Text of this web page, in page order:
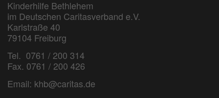
Kinderhilfe Bethlehem
im Deutschen Caritasverband e.V.
Karlstraße 40
79104 Freiburg
Tel. 0761 / 200 314
Fax. 0761 / 200 426
Email: khb@caritas.de